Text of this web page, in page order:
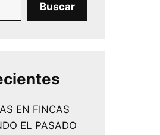
Buscar
EN FINCAS
EL PASADO